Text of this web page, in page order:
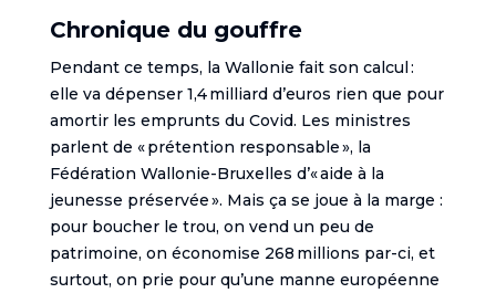
Chronique du gouffre
Pendant ce temps, la Wallonie fait son calcul :
elle va dépenser 1,4 milliard d’euros rien que pour
amortir les emprunts du Covid. Les ministres
parlent de « prétention responsable », la
Fédération Wallonie-Bruxelles d’« aide à la
jeunesse préservée ». Mais ça se joue à la marge :
pour boucher le trou, on vend un peu de
patrimoine, on économise 268 millions par-ci, et
surtout, on prie pour qu’une manne européenne